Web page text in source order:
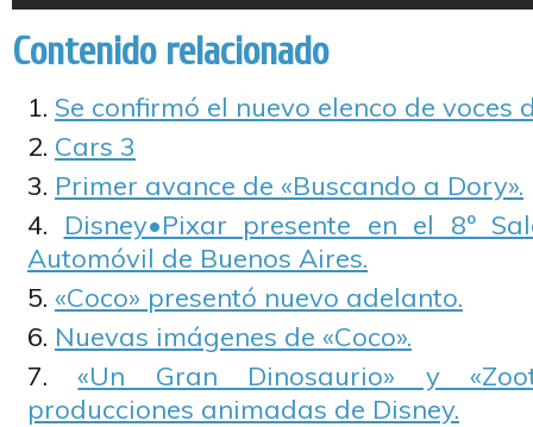
Contenido relacionado
Se confirmó el nuevo elenco de voces
Cars 3
Primer avance de «Buscando a Dory».
Disney•Pixar presente en el 8º
Automóvil de Buenos Aires.
«Coco» presentó nuevo adelanto.
Nuevas imágenes de «Coco».
«Un Gran Dinosaurio» y
producciones animadas de Disney.